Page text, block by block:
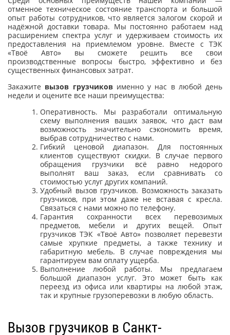
отменное техническое состояние транспорта и большой
опыт работы сотрудников, что является залогом скорой и
надёжной доставки товара. Мы постоянно работаем над
расширением спектра услуг и удерживаем стоимость их
предоставления на приемлемом уровне. Вместе с ТЭК
«Твоё Авто» вы сможете решить все свои
производственные вопросы быстро, эффективно и без
существенных финансовых затрат.
Закажите вызов грузчиковименно у нас в любой день
недели и оцените все наши преимущества:
Оперативность. Мы разработали оптимальную
схему выполнения ваших заявок, что даст вам
возможность значительно сэкономить время,
выбрав сотрудничество с нами.
Гибкий ценовой диапазон. Для постоянных
клиентов существуют скидки. В случае первого
обращения грузчики всё равно недорого
выполнят ваш заказ, если сравнивать со
стоимостью услуг других компаний.
Удобный вызов грузчиков. Возможность заказать
грузчиков, при этом даже не вставая с кресла.
Связаться с нами можно по телефону.
Гарантия сохранности всех перевозимых
предметов, мебели и других вещей. Опыт
грузчиков ТЭК «Твоё Авто» позволяет перевезти
самые хрупкие предметы, а также технику и
габаритную мебель. В случае повреждения мы
гарантируем вам оплату ущерба.
Выполнение любой работы. Мы предлагаем
большой диапазон услуг. Это может быть как
переезд из офиса или квартиры на любой этаж,
так и крупные грузоперевозки в любую область.
Вызов грузчиков в Санкт-